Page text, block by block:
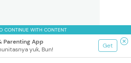
CONTINUE WITH CONTENT
Parenting App
yuk, Bun!
Get